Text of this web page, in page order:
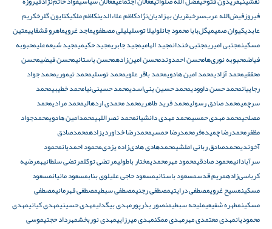
فیروزفیض‌الله عرب‌سرخیقربان بهزادیان‌نژادکاظم علاءالدینکاظم ملکیکتایون گلرخکریم
عابدیکیوان صمیمیگل‌بابا محمود جانلولیلا توسلیلیلی مصطفویماجد غرویماهرو قشقاییمتین
مسکینمجتبی امیریمجتبی خندانمجید الهامیمجید جابریمجید حکیمیمجید شیعه‌علیمحبوبه
فیاضمحبوبه نوری‌هامحسن احمدوندمحسن امین‌زادهمحسن باستانیمحسن فیضیمحسن
محققیمحمد آزادیمحمد امین هادویمحمد باقر علویمحمد توسلیمحمد تیموریمحمد جواد
رجاییانمحمد حسن داوودیمحمد حسین بنی‌اسدیمحمد حسینی‌نیامحمد خطیبیمحمد
سرچمیمحمد صادق رسولیمحمد فرید طاهریمحمد محمدی اردهالیمحمد مرادیمحمد
مصلحیمحمد مهدی حمسیمحمد مهدی دانشیانمحمد نصراللهیمحمدامین هادویمحمدجواد
مظفرمحمدرضا چمیده‌فرمحمدرضا حمسیمحمدرضا خداوردیزادهمحمدصادق
آخوندیمحمدصادق ربانی املشیمحمدهادى هادی‌زاده يزدىمحمود احمدیانمحمود
سرآبادانیمحمود صادقیمحمود مهرمحمدیمختار باطولیمرتضی توکلمرتضی سلطانیهمرضیه
کرباسی‌زادهمریم قدسمسعود باستانیمسعود حاجی علیلوی بنابمسعود مانیانمسعود
مسکینمسیح غرویمصطفی درایتیمصطفی رجنیمصطفی سبطیمصطفی قهرمانیمصطفی
مسکینمطهره شفیعیملیحه سبطیمنصور بذرپورمهدی بیگدلیمهدی حسینیمهدی کیانیمهدی
محمودیانمهدی معتمدی مهرمهدی ممکنمهدی میرزاییمهدی نوربخشمهرداد حجتیموسی